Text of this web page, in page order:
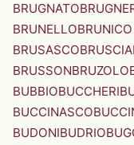
BRUGNATO
BRUNELLO
BRUSASCO
BRUSSONBRUZOLO
BUBBIOBUCCHERI
BUCCINASCO
BUDONIBUDRIO